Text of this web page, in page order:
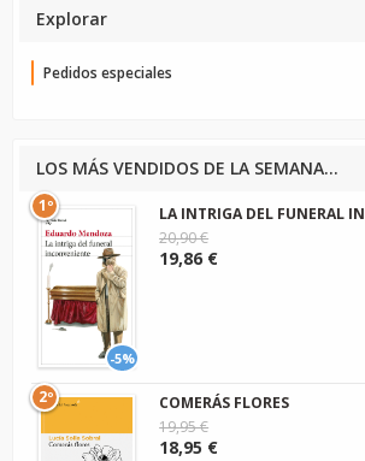
Explorar
Pedidos especiales
LOS MÁS VENDIDOS DE LA SEMANA...
-5%
1º
LA INTRIGA DEL FUNERAL
20,90 €
19,86 €
2º
COMERÁS FLORES
19,95 €
18,95 €